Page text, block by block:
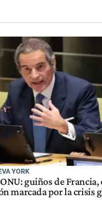
YORK
guiños de
marcada por la crisis